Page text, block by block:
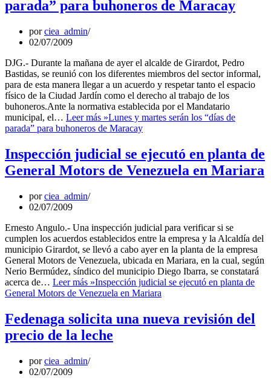
parada” para buhoneros de Maracay
porciea_admin
02/07/2009
DJG.- Durante la mañana de ayer el alcalde de Girardot, Pedro
Bastidas, se reunió con los diferentes miembros del sector informal,
para de esta manera llegar a un acuerdo y respetar tanto el espacio
físico de la Ciudad Jardín como el derecho al trabajo de los
buhoneros.Ante la normativa establecida por el Mandatario
municipal, el… Leer más »Lunes y martes serán los “días de
parada” para buhoneros de Maracay
Inspección judicial se ejecutó en planta de
General Motors de Venezuela en Mariara
porciea_admin
02/07/2009
Ernesto Angulo.- Una inspección judicial para verificar si se
cumplen los acuerdos establecidos entre la empresa y la Alcaldía del
municipio Girardot, se llevó a cabo ayer en la planta de la empresa
General Motors de Venezuela, ubicada en Mariara, en la cual, según
Nerio Bermúdez, síndico del municipio Diego Ibarra, se constatará
acerca de… Leer más »Inspección judicial se ejecutó en planta de
General Motors de Venezuela en Mariara
Fedenaga solicita una nueva revisión del
precio de la leche
porciea_admin
02/07/2009